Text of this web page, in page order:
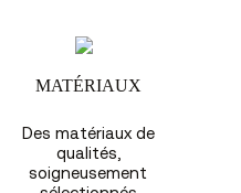
MATÉRIAUX
Des matériaux de
qualités,
soigneusement